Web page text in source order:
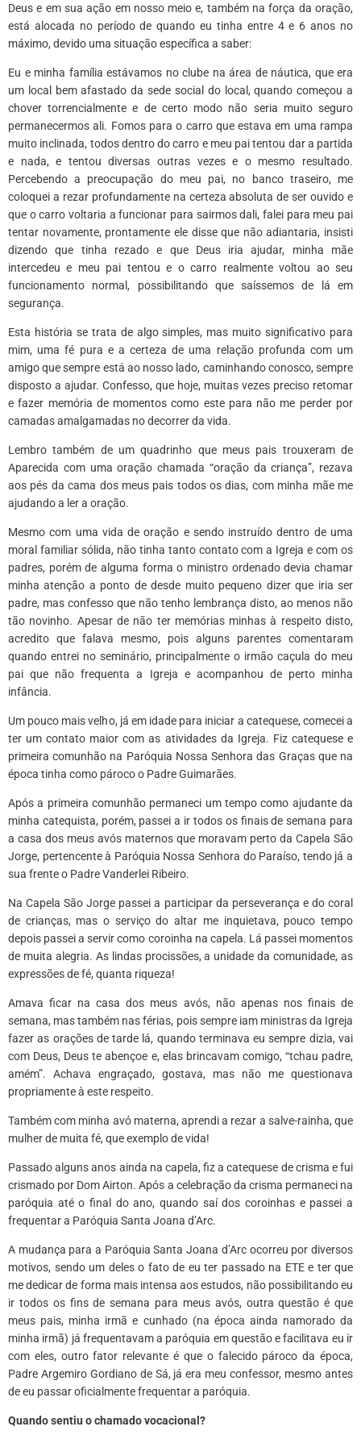
Deus e em sua ação em nosso meio e, também na força da oração,
está alocada no período de quando eu tinha entre 4 e 6 anos no
máximo, devido uma situação específica a saber:
Eu e minha família estávamos no clube na área de náutica, que era
um local bem afastado da sede social do local, quando começou a
chover torrencialmente e de certo modo não seria muito seguro
permanecermos ali. Fomos para o carro que estava em uma rampa
muito inclinada, todos dentro do carro e meu pai tentou dar a partida
e nada, e tentou diversas outras vezes e o mesmo resultado.
Percebendo a preocupação do meu pai, no banco traseiro, me
coloquei a rezar profundamente na certeza absoluta de ser ouvido e
que o carro voltaria a funcionar para sairmos dali, falei para meu pai
tentar novamente, prontamente ele disse que não adiantaria, insisti
dizendo que tinha rezado e que Deus iria ajudar, minha mãe
intercedeu e meu pai tentou e o carro realmente voltou ao seu
funcionamento normal, possibilitando que saíssemos de lá em
segurança.
Esta história se trata de algo simples, mas muito significativo para
mim, uma fé pura e a certeza de uma relação profunda com um
amigo que sempre está ao nosso lado, caminhando conosco, sempre
disposto a ajudar. Confesso, que hoje, muitas vezes preciso retomar
e fazer memória de momentos como este para não me perder por
camadas amalgamadas no decorrer da vida.
Lembro também de um quadrinho que meus pais trouxeram de
Aparecida com uma oração chamada “oração da criança”, rezava
aos pés da cama dos meus pais todos os dias, com minha mãe me
ajudando a ler a oração.
Mesmo com uma vida de oração e sendo instruído dentro de uma
moral familiar sólida, não tinha tanto contato com a Igreja e com os
padres, porém de alguma forma o ministro ordenado devia chamar
minha atenção a ponto de desde muito pequeno dizer que iria ser
padre, mas confesso que não tenho lembrança disto, ao menos não
tão novinho. Apesar de não ter memórias minhas à respeito disto,
acredito que falava mesmo, pois alguns parentes comentaram
quando entrei no seminário, principalmente o irmão caçula do meu
pai que não frequenta a Igreja e acompanhou de perto minha
infância.
Um pouco mais velho, já em idade para iniciar a catequese, comecei a
ter um contato maior com as atividades da Igreja. Fiz catequese e
primeira comunhão na Paróquia Nossa Senhora das Graças que na
época tinha como pároco o Padre Guimarães.
Após a primeira comunhão permaneci um tempo como ajudante da
minha catequista, porém, passei a ir todos os finais de semana para
a casa dos meus avós maternos que moravam perto da Capela São
Jorge, pertencente à Paróquia Nossa Senhora do Paraíso, tendo já a
sua frente o Padre Vanderlei Ribeiro.
Na Capela São Jorge passei a participar da perseverança e do coral
de crianças, mas o serviço do altar me inquietava, pouco tempo
depois passei a servir como coroinha na capela. Lá passei momentos
de muita alegria. As lindas procissões, a unidade da comunidade, as
expressões de fé, quanta riqueza!
Amava ficar na casa dos meus avós, não apenas nos finais de
semana, mas também nas férias, pois sempre iam ministras da Igreja
fazer as orações de tarde lá, quando terminava eu sempre dizia, vai
com Deus, Deus te abençoe e, elas brincavam comigo, “tchau padre,
amém”. Achava engraçado, gostava, mas não me questionava
propriamente à este respeito.
Também com minha avó materna, aprendi a rezar a salve-rainha, que
mulher de muita fé, que exemplo de vida!
Passado alguns anos ainda na capela, fiz a catequese de crisma e fui
crismado por Dom Airton. Após a celebração da crisma permaneci na
paróquia até o final do ano, quando saí dos coroinhas e passei a
frequentar a Paróquia Santa Joana d’Arc.
A mudança para a Paróquia Santa Joana d’Arc ocorreu por diversos
motivos, sendo um deles o fato de eu ter passado na ETE e ter que
me dedicar de forma mais intensa aos estudos, não possibilitando eu
ir todos os fins de semana para meus avós, outra questão é que
meus pais, minha irmã e cunhado (na época ainda namorado da
minha irmã) já frequentavam a paróquia em questão e facilitava eu ir
com eles, outro fator relevante é que o falecido pároco da época,
Padre Argemiro Gordiano de Sá, já era meu confessor, mesmo antes
de eu passar oficialmente frequentar a paróquia.
Quando sentiu o chamado vocacional?